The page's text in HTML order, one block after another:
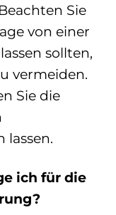
Sie
von einer
sollten,
vermeiden.
Sie die
lassen.
ich für die